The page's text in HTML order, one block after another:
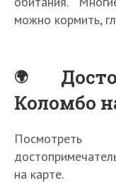
можно кормить,
Коломбо
на карте.